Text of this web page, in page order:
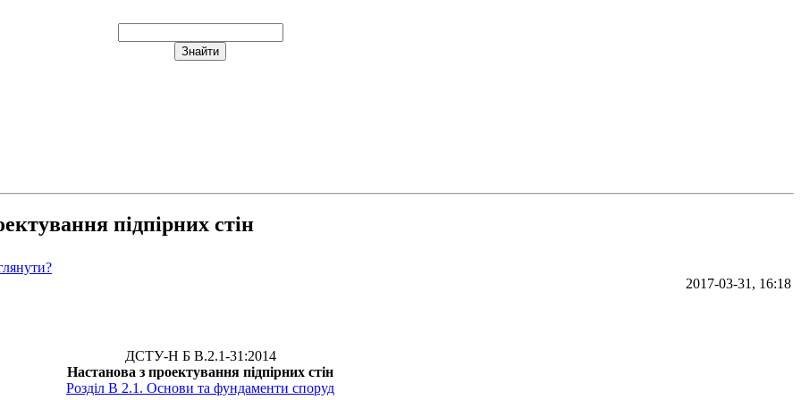
підпірних стін
2017-03-31, 16:18
ДСТУ-Н Б В.2.1-31:2014
Настанова з проектування підпірних стін
Розділ В 2.1. Основи та фундаменти споруд